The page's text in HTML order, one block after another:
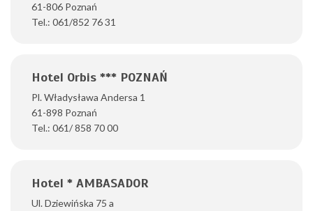
61-806 Poznań
Tel.: 061/852 76 31
Hotel Orbis *** POZNAŃ
Pl. Władysława Andersa 1
61-898 Poznań
Tel.: 061/ 858 70 00
Hotel * AMBASADOR
Ul. Dziewińska 75 a